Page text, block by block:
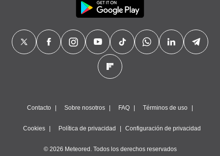
Contacto Sobre nosotros FAQ Términos de uso
Cookies Política de privacidad Configuración de privacidad
© 2026 Meteored. Todos los derechos reservados